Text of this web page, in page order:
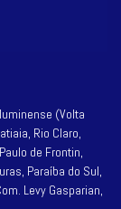
(Volta
Rio Claro,
de Frontin,
Paraíba do Sul,
Levy Gasparian,